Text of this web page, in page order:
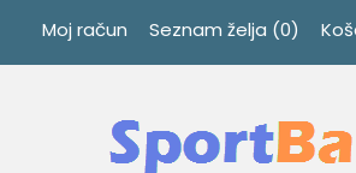
Moj račun Seznam želja (0)